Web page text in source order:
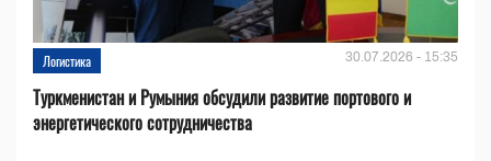
Логистика 30.07.2026 - 15:35
Туркменистан и Румыния обсудили развитие портового и
энергетического сотрудничества